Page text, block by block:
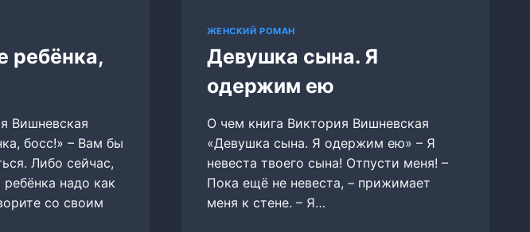
ребёнка,
Вишневская
босс!» – Вам бы
Либо сейчас,
ребёнка надо как
со своим
ЖЕНСКИЙ РОМАН
Девушка сына. Я
одержим ею
О чем книга Виктория Вишневская
«Девушка сына. Я одержим ею» – Я
невеста твоего сына! Отпусти меня! –
Пока ещё не невеста, – прижимает
меня к стене. – Я…